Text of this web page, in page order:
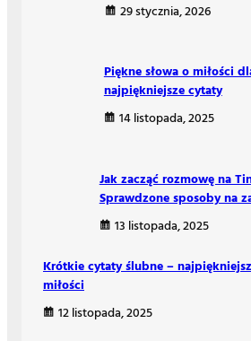
29 stycznia, 2026
Piękne słowa o miłości
najpiękniejsze cytaty
14 listopada, 2025
Jak zacząć rozmowę na
Sprawdzone sposoby na
13 listopada, 2025
Krótkie cytaty ślubne –
miłości
12 listopada, 2025